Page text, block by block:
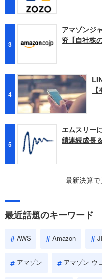
3
アマゾンジ
究【自社株
4
5
エムスリー
績連続成長
最新決算
最近話題のキーワード
AWS Amazon
アマゾン アマゾン ウ